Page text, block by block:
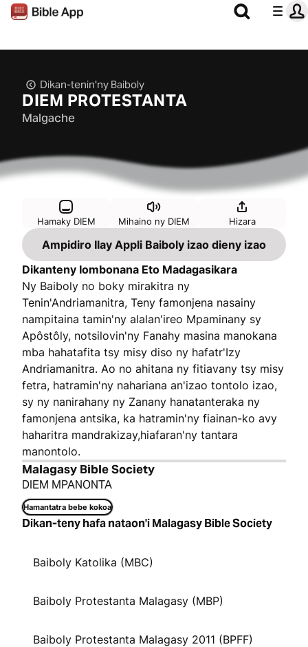
Dikan-tenin'ny Baiboly
DIEM PROTESTANTA
Malgache
Hamaky DIEM Mihaino ny DIEM Hizara
Ampidiro Ilay Appli Baiboly izao dieny izao
Dikanteny Iombonana Eto Madagasikara
Ny Baiboly no boky mirakitra ny
Tenin'Andriamanitra, Teny famonjena nasainy
nampitaina tamin'ny alalan'ireo Mpaminany sy
Apôstôly, notsilovin'ny Fanahy masina manokana
mba hahatafita tsy misy diso ny hafatr'Izy
Andriamanitra. Ao no ahitana ny fitiavany tsy misy
fetra, hatramin'ny nahariana an'izao tontolo izao,
sy ny nanirahany ny Zanany hanatanteraka ny
famonjena antsika, ka hatramin'ny fiainan-ko avy
haharitra mandrakizay,hiafaran'ny tantara
manontolo.
Malagasy Bible Society
DIEM MPANONTA
Hamantatra bebe kokoa
Dikan-teny hafa nataon'i Malagasy Bible Society
Baiboly Katolika (MBC)
Baiboly Protestanta Malagasy (MBP)
Baiboly Protestanta Malagasy 2011 (BPFF)